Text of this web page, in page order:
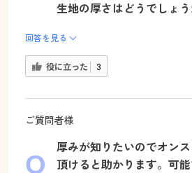
生地の厚さはどうでしょう
回答を見る
役に立った 3
ご質問者様
厚みが知りたいのでオン
頂けると助かります。可能